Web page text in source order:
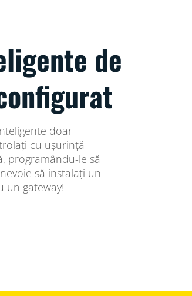
de
doar
cu ușurință
programându-le să
să instalați un
un gateway!